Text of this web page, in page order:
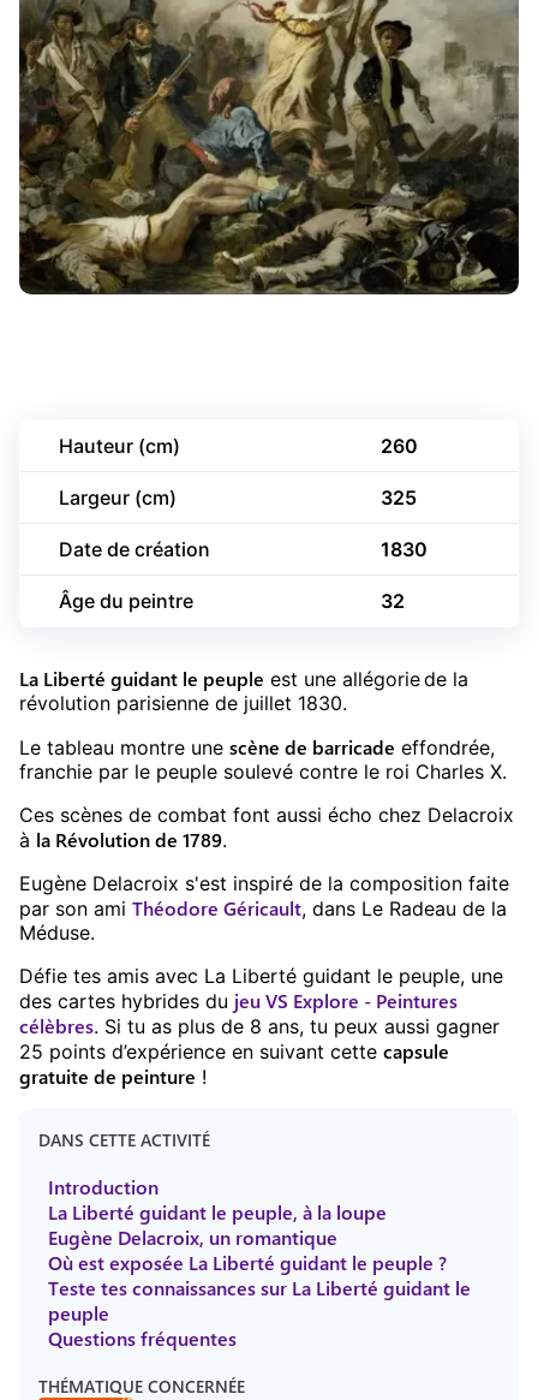
Hauteur (cm) 260
Largeur (cm) 325
Date de création 1830
Âge du peintre 32
La Liberté guidant le peuple est une allégorie de la
révolution parisienne de juillet 1830.
Le tableau montre une scène de barricade effondrée,
franchie par le peuple soulevé contre le roi Charles X.
Ces scènes de combat font aussi écho chez Delacroix
à la Révolution de 1789.
Eugène Delacroix s'est inspiré de la composition faite
par son ami Théodore Géricault, dans Le Radeau de la
Méduse.
Défie tes amis avec La Liberté guidant le peuple, une
des cartes hybrides du jeuVS Explore - Peintures
célèbres. Si tu as plus de 8 ans, tu peux aussi gagner
25 points d’expérience en suivant cette capsule
gratuite de peinture !
DANS CETTE ACTIVITÉ
Introduction
La Liberté guidant le peuple, à la loupe
Eugène Delacroix, un romantique
Où est exposée La Liberté guidant le peuple ?
Teste tes connaissances sur La Liberté guidant le
peuple
Questions fréquentes
THÉMATIQUE CONCERNÉE